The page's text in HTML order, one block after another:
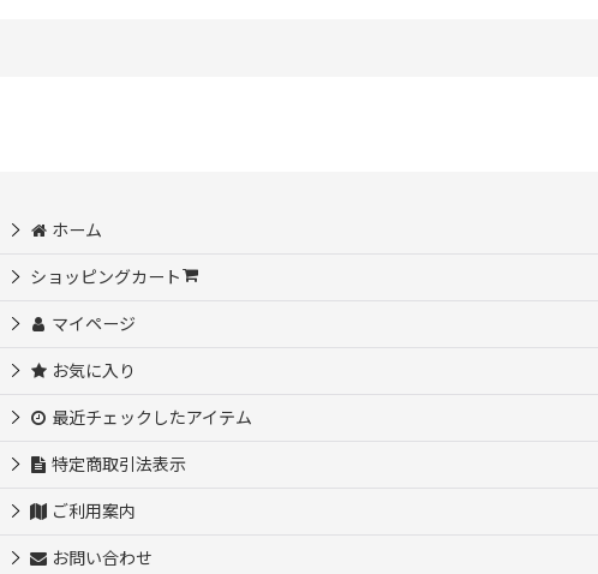
ホーム
ショッピングカート
マイページ
お気に入り
最近チェックしたアイテム
特定商取引法表示
ご利用案内
お問い合わせ